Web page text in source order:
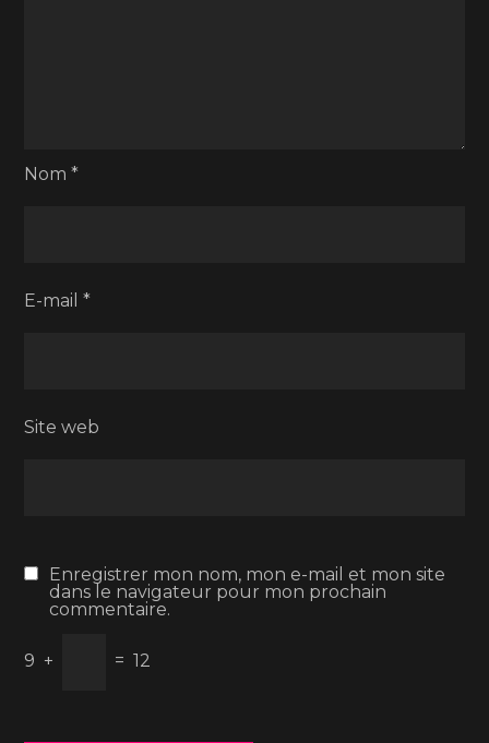
Nom*
E-mail*
Site web
Enregistrer mon nom, mon e-mail et mon site
dans le navigateur pour mon prochain
commentaire.
9 + = 12